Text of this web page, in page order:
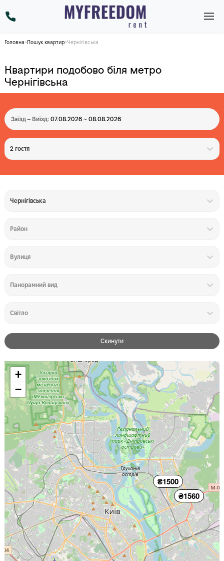
Головна>Пошук квартир>Чернігівська
Квартири подобово біля метро
Чернігівська
Заїзд – Виїзд: 07.08.2026 ~ 08.08.2026
2 гостя
Чернігівська
Район
Вулиця
Панорамний вид
Світло
Скинути
₴1560
₴1500
+
−